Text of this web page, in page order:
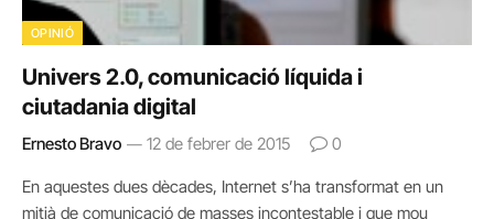
OPINIÓ
Univers 2.0, comunicació líquida i
ciutadania digital
Ernesto Bravo 12 de febrer de 2015 0
En aquestes dues dècades, Internet s’ha transformat en un
mitjà de comunicació de masses incontestable i que mou